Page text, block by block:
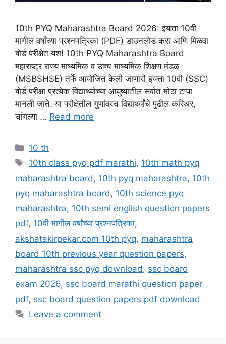
10th PYQ Maharashtra Board 2026: इयत्ता 10वी
मागील वर्षांच्या प्रश्नपत्रिका (PDF) डाउनलोड करा आणि मिळवा
बोर्ड परीक्षेत यश! 10th PYQ Maharashtra Board
महाराष्ट्र राज्य माध्यमिक व उच्च माध्यमिक शिक्षण मंडळ
(MSBSHSE) तर्फे आयोजित केली जाणारी इयत्ता 10वी (SSC)
बोर्ड परीक्षा प्रत्येक विद्यार्थ्याच्या आयुष्यातील सर्वात मोठा टप्पा
मानली जाते. या परीक्षेतील गुणांवरच विद्यार्थ्यांचे पुढील करिअर,
चांगल्या … Read more
Categories
10 th
Tags
10th class pyq pdf marathi, 10th math pyq
maharashtra board, 10th pyq maharashtra, 10th
pyq maharashtra board, 10th science pyq
maharashtra, 10th semi english question papers
pdf, 10वी मागील वर्षांच्या प्रश्नपत्रिका,
akshatakirpekar.com 10th pyq, maharashtra
board 10th previous year question papers,
maharashtra ssc pyq download, ssc board
exam 2026, ssc board marathi question paper
pdf, ssc board question papers pdf download
Leave a comment